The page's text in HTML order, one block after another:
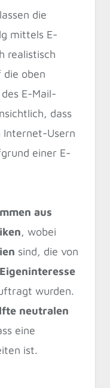
die
mittels E-
realistisch
die oben
E-Mail-
dass
Internet-Usern
einer E-
aus
, wobei
sind, die von
wurden.
neutralen
eine
ist.